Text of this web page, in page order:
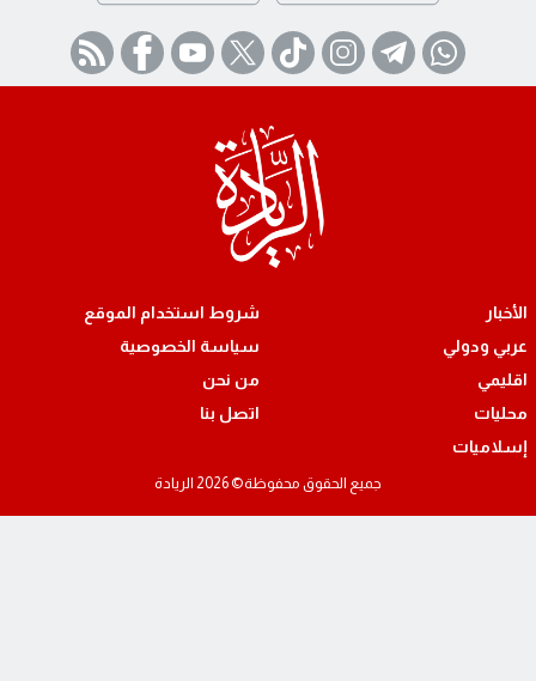
شروط استخدام الموقع
سياسة الخصوصية
جميع الحقوق محفوظة© 2026 الريادة